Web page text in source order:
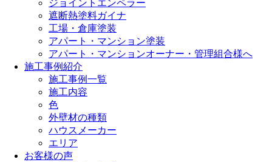
ジョイントエンペラー
遮断熱塗料ガイナ
工場・倉庫塗装
アパート・マンション塗装
アパート・マンションオーナー・管理組合様へ
施工事例紹介
施工事例一覧
施工内容
色
外壁材の種類
ハウスメーカー
エリア
お客様の声